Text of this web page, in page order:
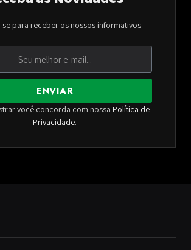
se para receber os nossos informativos
ENVIAR
você concorda com nossa Política de
Privacidade.